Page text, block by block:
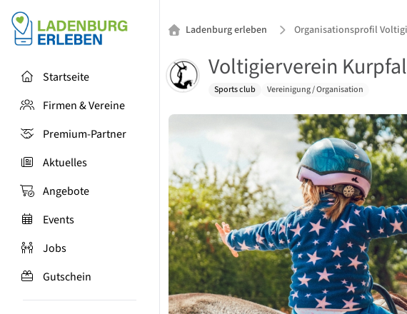
Startseite
Firmen & Vereine
Premium-Partner
Aktuelles
Angebote
Events
Jobs
Gutschein
Ladenburg erleben Organisationsprofil
Voltigierverein
Sports club Vereinigung / Organisation